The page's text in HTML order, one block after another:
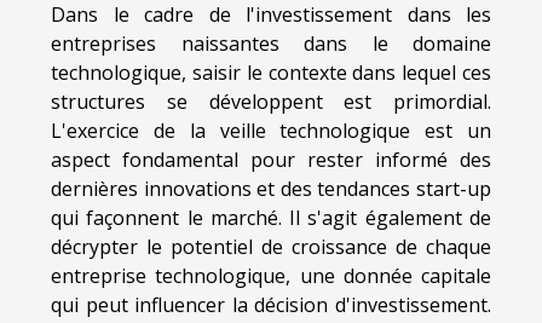
Dans le cadre de l'investissement dans les
entreprises naissantes dans le domaine
technologique, saisir le contexte dans lequel ces
structures se développent est primordial.
L'exercice de la veille technologique est un
aspect fondamental pour rester informé des
dernières innovations et des tendances start-up
qui façonnent le marché. Il s'agit également de
décrypter le potentiel de croissance de chaque
entreprise technologique, une donnée capitale
qui peut influencer la décision d'investissement.